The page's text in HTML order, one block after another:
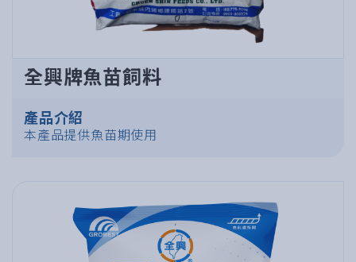
全興牌魚苗飼料
產品介紹
本產品提供魚苗期使用